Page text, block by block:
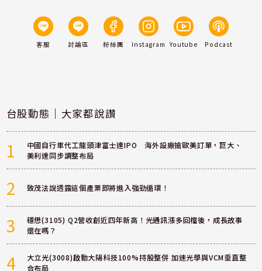
客服 討論區 粉絲團 Instagram Youtube Podcast
台股動態｜大家都說讚
1
中國自行車代工龍頭津富士達IPO 海外設廠搶歐美訂單，巨大、
美利達同步調整布局
2 致茂法說透露這個產業即將進入強勁循環！
3
穩懋(3105) Q2營收創近四年新高！光通訊漲多回檔後，成長故事
還在嗎？
4
大立光(3008)啟動大陽科技100%持股整併 加速光學與VCM垂直整
合布局